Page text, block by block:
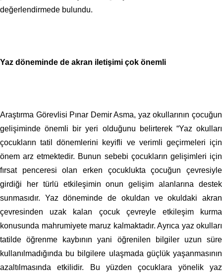
değerlendirmede bulundu.
Yaz döneminde de akran iletişimi çok önemli
Araştırma Görevlisi Pınar Demir Asma, yaz okullarının çocuğun
gelişiminde önemli bir yeri olduğunu belirterek “Yaz okulları
çocukların tatil dönemlerini keyifli ve verimli geçirmeleri için
önem arz etmektedir. Bunun sebebi çocukların gelişimleri için
fırsat penceresi olan erken çocuklukta çocuğun çevresiyle
girdiği her türlü etkileşimin onun gelişim alanlarına destek
sunmasıdır. Yaz döneminde de okuldan ve okuldaki akran
çevresinden uzak kalan çocuk çevreyle etkileşim kurma
konusunda mahrumiyete maruz kalmaktadır. Ayrıca yaz okulları
tatilde öğrenme kaybının yani öğrenilen bilgiler uzun süre
kullanılmadığında bu bilgilere ulaşmada güçlük yaşanmasının
azaltılmasında etkilidir. Bu yüzden çocuklara yönelik yaz